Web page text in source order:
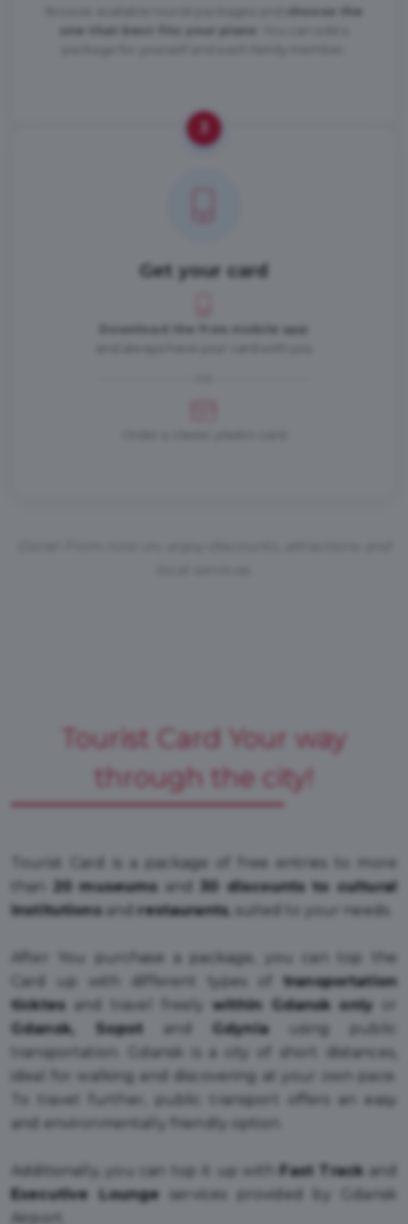
one that best fits your plans
Get your card
Download the free mobile app
Tourist Card Your way
through the city!
Tourist Card is a package of free entries to more
than
20 museums and
30 discounts to cultural
institutionsandrestaurants, suited to your needs.
After You purchase a package, you can top the
Card up with different types of
transportation
ticktesand travel freely within Gdansk only
Gdansk, Sopot and Gdyniausing public
transportation. Gdansk is a city of short distances,
ideal for walking and discovering at your own pace.
To travel further, public transport offers an easy
and environmentally friendly option.
Additionally, you can top it up with Fast Track and
Executive Lounge services provided by Gdansk
Airport.